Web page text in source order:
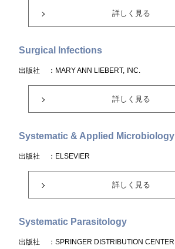
詳しく見る
Surgical Infections
出版社 ：MARY ANN LIEBERT, INC.
詳しく見る
Systematic & Applied Microbiology
出版社 ：ELSEVIER
詳しく見る
Systematic Parasitology
出版社 ：SPRINGER DISTRIBUTION CENTER